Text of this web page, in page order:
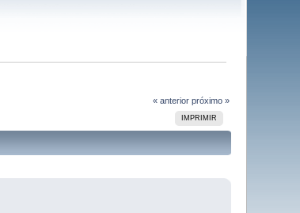
« anterior próximo »
IMPRIMIR